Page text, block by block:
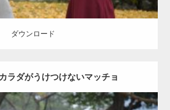
ダウンロード
ラダがうけつけないマッチョ